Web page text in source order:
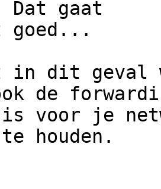
gaat
goed...
in dit geval
de
voor je
houden.